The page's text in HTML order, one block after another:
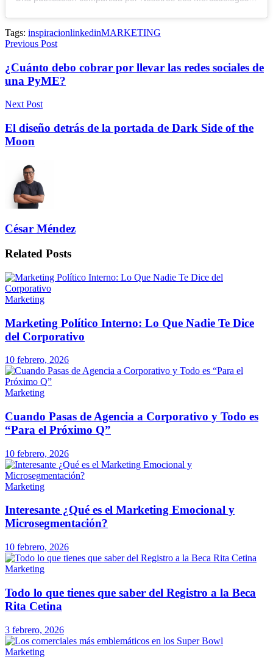
Tags: inspiracionlinkedinMARKETING
Previous Post
¿Cuánto debo cobrar por llevar las redes sociales de
una PyME?
Next Post
El diseño detrás de la portada de Dark Side of the
Moon
César Méndez
Related Posts
Marketing
Marketing Político Interno: Lo Que Nadie Te Dice
del Corporativo
10 febrero, 2026
Marketing
Cuando Pasas de Agencia a Corporativo y Todo es
“Para el Próximo Q”
10 febrero, 2026
Marketing
Interesante ¿Qué es el Marketing Emocional y
Microsegmentación?
10 febrero, 2026
Marketing
Todo lo que tienes que saber del Registro a la Beca
Rita Cetina
3 febrero, 2026
Marketing